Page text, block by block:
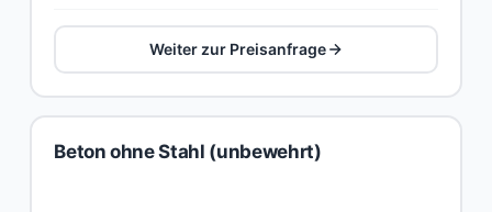
Weiter zur Preisanfrage
Beton ohne Stahl (unbewehrt)